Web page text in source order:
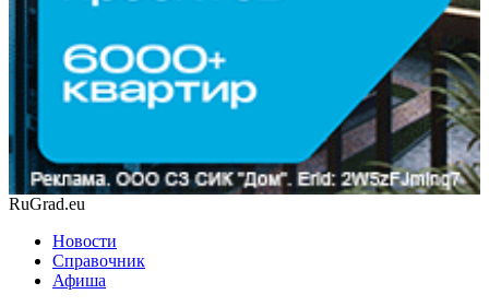
RuGrad.eu
Новости
Справочник
Афиша